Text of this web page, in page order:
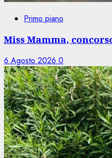
Primo piano
Miss Mamma,
6 Agosto 2026 0